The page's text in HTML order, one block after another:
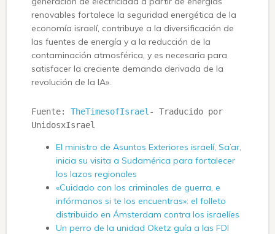
renovables fortalece la seguridad energética de la
economía israelí, contribuye a la diversificación de
las fuentes de energía y a la reducción de la
contaminación atmosférica, y es necesaria para
satisfacer la creciente demanda derivada de la
revolución de la IA».
Fuente: TheTimesofIsrael - Traducido por
UnidosxIsrael
El ministro de Asuntos Exteriores israelí, Sa’ar,
inicia su visita a Sudamérica para fortalecer
los lazos regionales
«Cuidado con los criminales de guerra, e
infórmanos si te los encuentras»: el folleto
distribuido en Ámsterdam contra los israelíes
Un perro de la unidad Oketz guía a las FDI